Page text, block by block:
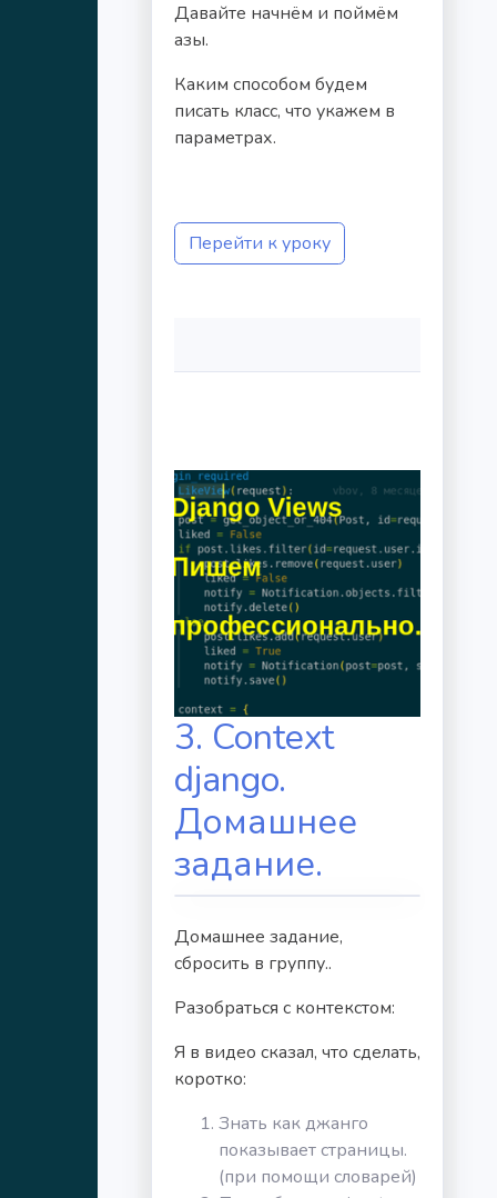
Давайте начнём и поймём
азы.
Каким способом будем
писать класс, что укажем в
параметрах.
Перейти к уроку
3. Context
django.
Домашнее
задание.
Домашнее задание,
сбросить в группу..
Разобраться с контекстом:
Я в видео сказал, что сделать,
коротко:
Знать как джанго
показывает страницы.
(при помощи словарей)